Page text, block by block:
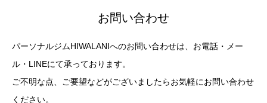
お問い合わせ
パーソナルジムHIWALANIへのお問い合わせは、お電話・メー
ル・LINEにて承っております。
ご不明な点、ご要望などがございましたらお気軽にお問い合わせ
ください。